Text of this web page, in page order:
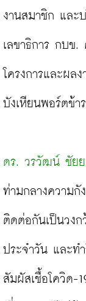
งานสมาชิก และ
เลขาธิการ กบข.
โครงการและผล
บังเหียนพอร์ตข้า
ดร. วรวัฒน์ ชัยย
ท่ามกลางความกั
ติดต่อกันเป็นวง
ประจำวัน และท
สัมผัสเชื้อโควิด-